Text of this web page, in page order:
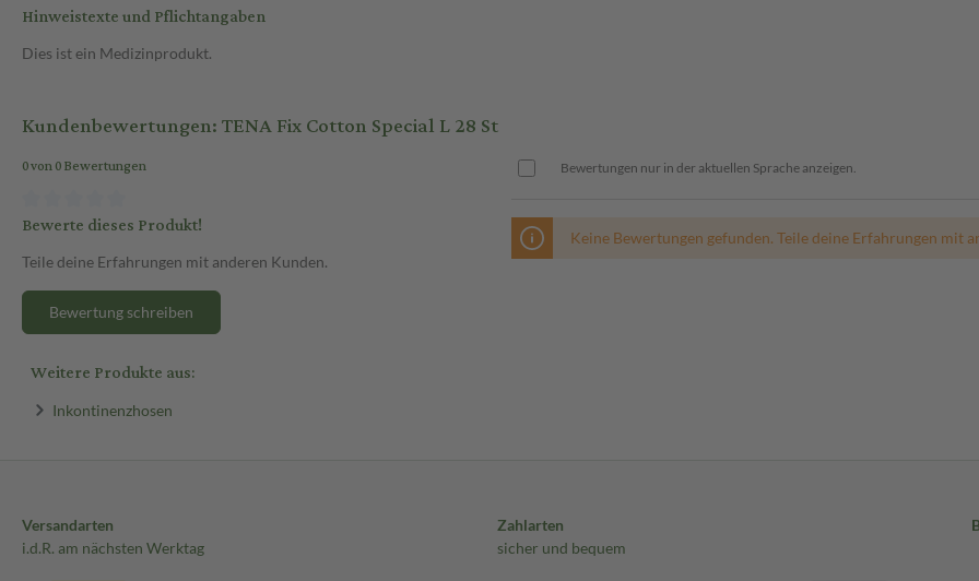
Hinweistexte und Pflichtangaben
Dies ist ein Medizinprodukt.
Kundenbewertungen: TENA Fix Cotton Special L 28 St
0 von 0 Bewertungen
Bewerte dieses Produkt!
Teile deine Erfahrungen mit anderen Kunden.
Bewertung schreiben
Bewertungen nur in der aktuellen Sprache anzeigen.
Keine Bewertungen gefunden. Teile deine Erfahrungen mit
Weitere Produkte aus:
Inkontinenzhosen
Versandarten
i.d.R. am nächsten Werktag
Zahlarten
sicher und bequem